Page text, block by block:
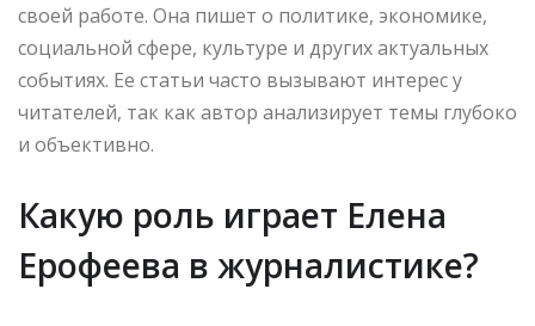
своей работе. Она пишет о политике, экономике,
социальной сфере, культуре и других актуальных
событиях. Ее статьи часто вызывают интерес у
читателей, так как автор анализирует темы глубоко
и объективно.
Какую роль играет Елена
Ерофеева в журналистике?